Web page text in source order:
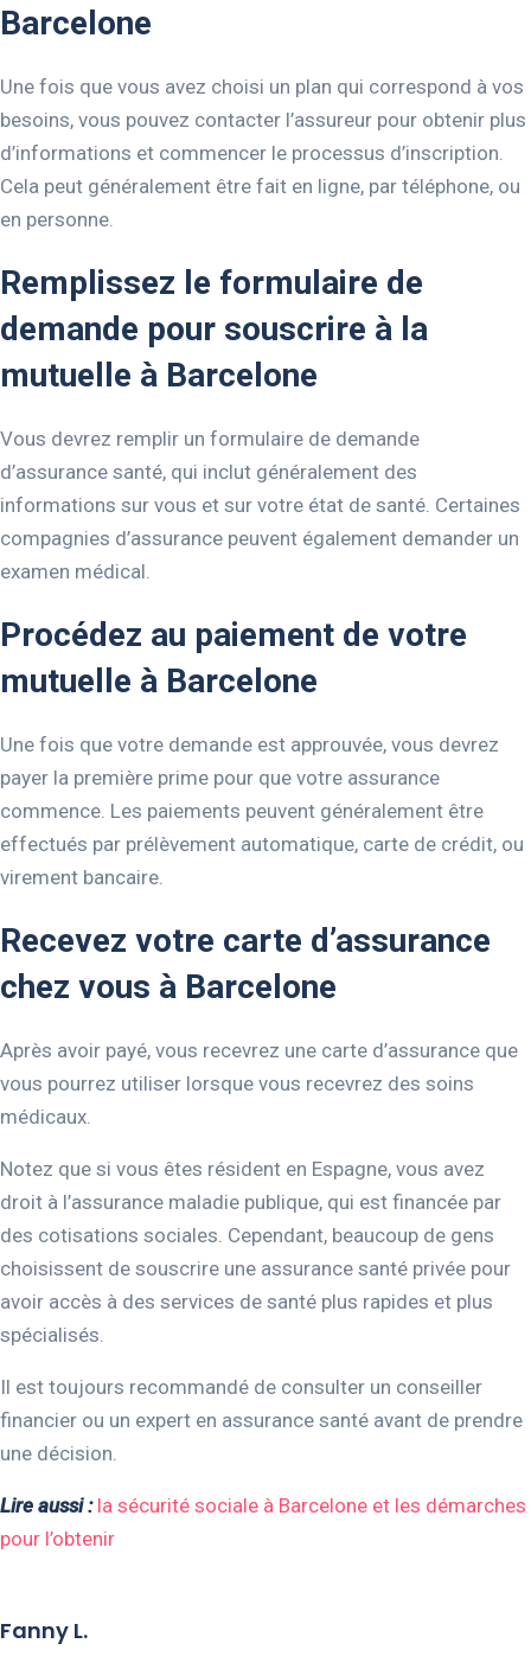
Barcelone
Une fois que vous avez choisi un plan qui correspond à vos
besoins, vous pouvez contacter l’assureur pour obtenir plus
d’informations et commencer le processus d’inscription.
Cela peut généralement être fait en ligne, par téléphone, ou
en personne.
Remplissez le formulaire de
demande pour souscrire à la
mutuelle à Barcelone
Vous devrez remplir un formulaire de demande
d’assurance santé, qui inclut généralement des
informations sur vous et sur votre état de santé. Certaines
compagnies d’assurance peuvent également demander un
examen médical.
Procédez au paiement de votre
mutuelle à Barcelone
Une fois que votre demande est approuvée, vous devrez
payer la première prime pour que votre assurance
commence. Les paiements peuvent généralement être
effectués par prélèvement automatique, carte de crédit, ou
virement bancaire.
Recevez votre carte d’assurance
chez vous à Barcelone
Après avoir payé, vous recevrez une carte d’assurance que
vous pourrez utiliser lorsque vous recevrez des soins
médicaux.
Notez que si vous êtes résident en Espagne, vous avez
droit à l’assurance maladie publique, qui est financée par
des cotisations sociales. Cependant, beaucoup de gens
choisissent de souscrire une assurance santé privée pour
avoir accès à des services de santé plus rapides et plus
spécialisés.
Il est toujours recommandé de consulter un conseiller
financier ou un expert en assurance santé avant de prendre
une décision.
Lire aussi : la sécurité sociale à Barcelone et les démarches
pour l’obtenir
Fanny L.